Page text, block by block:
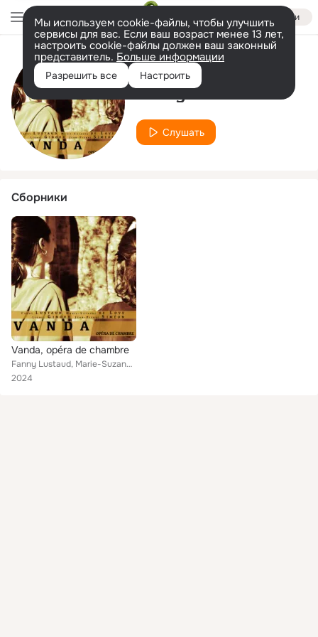
Войти
Мы используем cookie-файлы, чтобы улучшить
сервисы для вас. Если ваш возраст менее 13 лет,
настроить cookie-файлы должен ваш законный
представитель. Больше информации
Разрешить все Настроить
Исполнитель
Fanny Lustaud
Слушать
Сборники
Vanda, opéra de chambre
Fanny Lustaud, Marie-Suzanne de Loye, Lionel Ginoux
2024